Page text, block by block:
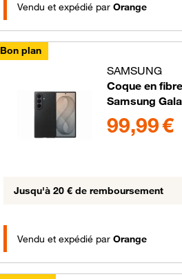
Vendu et expédié parOrange
Bon plan
SAMSUNG
Coque en
Samsung
99,99 €
Jusqu'à 20 € de remboursement
Vendu et expédié parOrange